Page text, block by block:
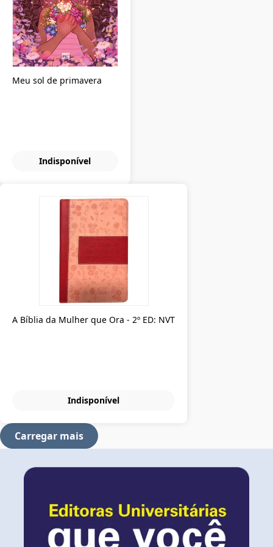
Meu sol de primavera
Indisponível
A Bíblia da Mulher que Ora - 2º ED: NVT
Indisponível